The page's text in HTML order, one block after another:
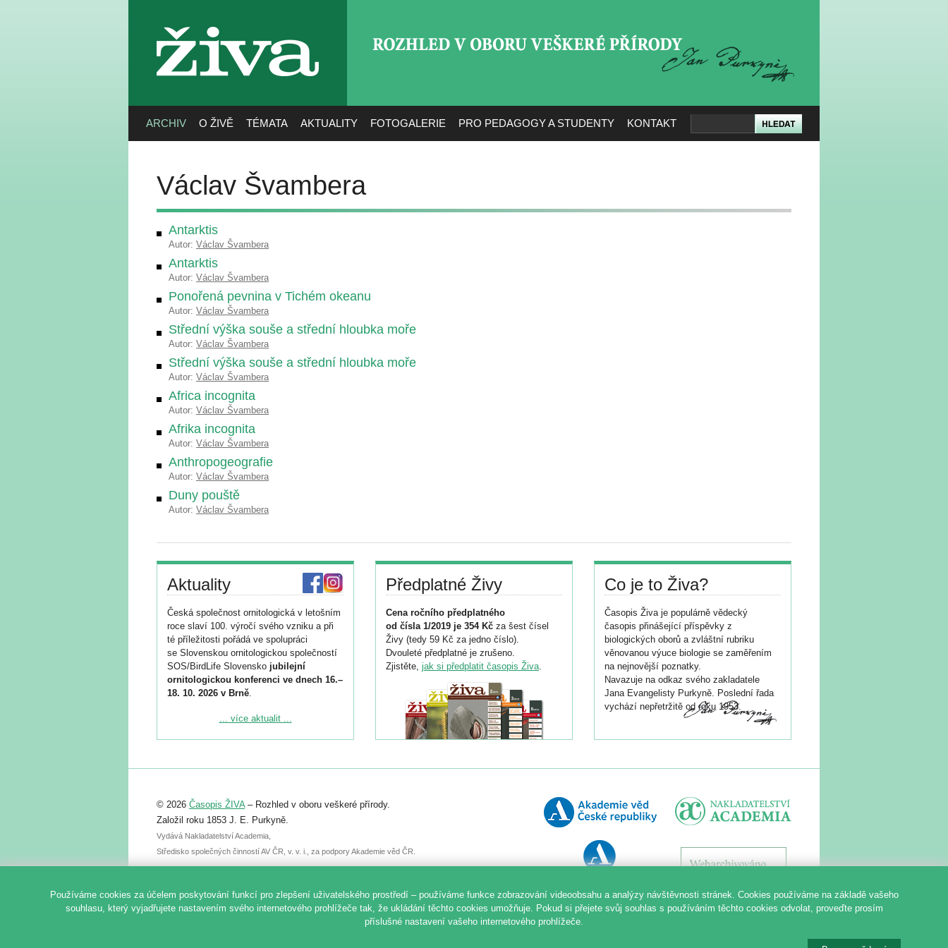
živa
ARCHIV O ŽIVĚ TÉMATA AKTUALITY FOTOGALERIE PRO PEDAGOGY A STUDENTY KONTAKT
Václav Švambera
Antarktis
Autor: Václav Švambera
Antarktis
Autor: Václav Švambera
Ponořená pevnina v Tichém okeanu
Autor: Václav Švambera
Střední výška souše a střední hloubka moře
Autor: Václav Švambera
Střední výška souše a střední hloubka moře
Autor: Václav Švambera
Africa incognita
Autor: Václav Švambera
Afrika incognita
Autor: Václav Švambera
Anthropogeografie
Autor: Václav Švambera
Duny pouště
Autor: Václav Švambera
Aktuality
Česká společnost ornitologická v letošním
roce slaví 100. výročí svého vzniku a při
té příležitosti pořádá ve spolupráci
se Slovenskou ornitologickou společností
SOS/BirdLife Slovensko jubilejní
ornitologickou konferenci ve dnech 16.–
18. 10. 2026 v Brně.
Podrobnější informace ke konferenci
Registrovat se můžete do 6. září.
abstraktu přihlášené přednášky nebo
posteru je už 30. června.
... více aktualit ...
Předplatné Živy
Cena ročního předplatného
od čísla 1/2019 je 354 Kč za šest čísel
Živy (tedy 59 Kč za jedno číslo).
Dvouleté předplatné je zrušeno.
Zjistěte, jak si předplatit časopis Živa.
Co je to Živa?
Časopis Živa je populárně vědecký
časopis přinášející příspěvky z
biologických oborů a zvláštní rubriku
věnovanou výuce biologie se zaměřením
na nejnovější poznatky.
Navazuje na odkaz svého zakladatele
Jana Evangelisty Purkyně. Poslední řada
vychází nepřetržitě od roku 1953.
© 2026 Časopis ŽIVA– Rozhled v oboru veškeré přírody.
Založil roku 1853 J. E. Purkyně.
Vydává Nakladatelství Academia,
Středisko společných činností AV ČR, v. v. i., za podpory Akademie věd ČR.
Používáme cookies za účelem poskytování funkcí pro zlepšení uživatelského prostředí – používáme funkce zobrazování videoobsahu a analýzy návštěvnosti stránek. Cookies používáme na základě vašeho
souhlasu, který vyjadřujete nastavením svého internetového prohlížeče tak, že ukládání těchto cookies umožňuje. Pokud si přejete svůj souhlas s používáním těchto cookies odvolat, proveďte prosím
příslušné nastavení vašeho internetového prohlížeče.